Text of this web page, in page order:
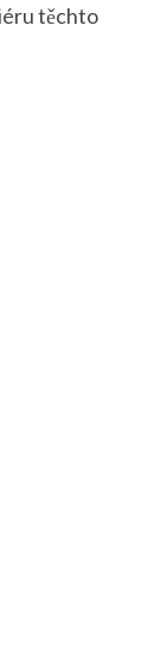
těchto